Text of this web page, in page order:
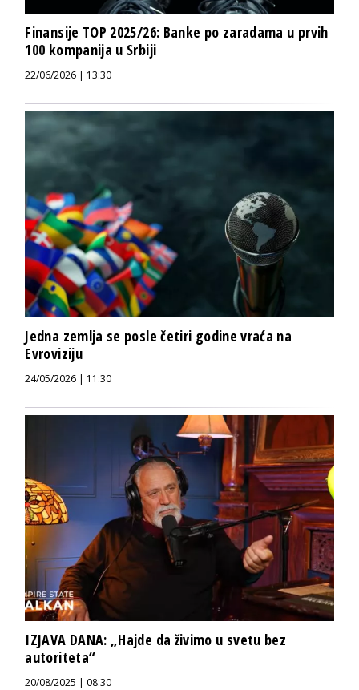
Finansije TOP 2025/26: Banke po zaradama u prvih
100 kompanija u Srbiji
22/06/2026 | 13:30
Jedna zemlja se posle četiri godine vraća na
Evroviziju
24/05/2026 | 11:30
IZJAVA DANA: „Hajde da živimo u svetu bez
autoriteta“
20/08/2025 | 08:30